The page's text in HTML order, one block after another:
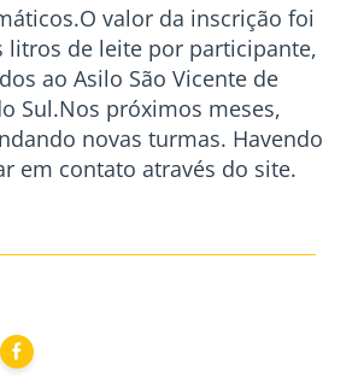
valor da inscrição foi
litros de leite por participante,
ao Asilo São Vicente de
Sul.Nos próximos meses,
novas turmas. Havendo
em contato através do site.